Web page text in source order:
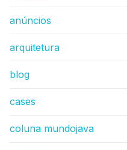
anúncios
arquitetura
blog
cases
coluna mundojava